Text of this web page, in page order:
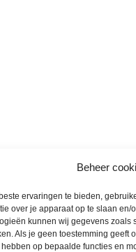
Beheer
ervaringen te bieden,
over je apparaat op te slaan en/
kunnen wij gegevens zoals
Als je geen toestemming geeft
op bepaalde functies en